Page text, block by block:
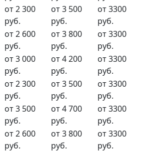
от 2 300
руб.
от 3 500
руб.
от 3300
руб.
от 2 600
руб.
от 3 800
руб.
от 3300
руб.
от 3 000
руб.
от 4 200
руб.
от 3300
руб.
от 2 300
руб.
от 3 500
руб.
от 3300
руб.
от 3 500
руб.
от 4 700
руб.
от 3300
руб.
от 2 600
руб.
от 3 800
руб.
от 3300
руб.